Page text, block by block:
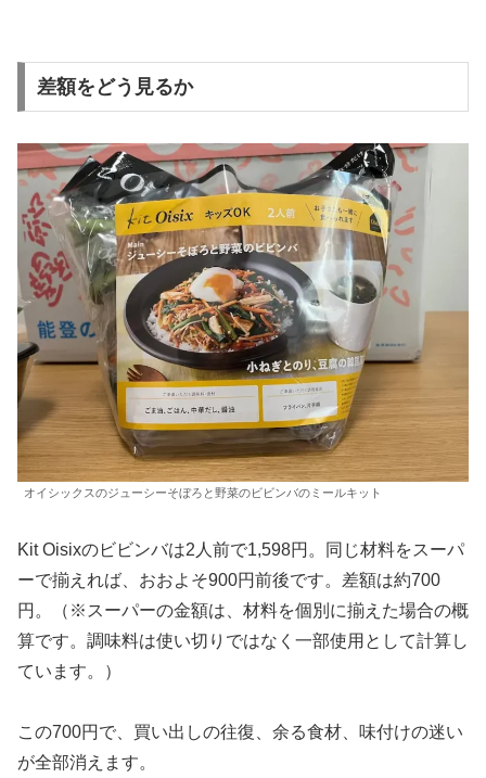
差額をどう見るか
オイシックスのジューシーそぼろと野菜のビビンバのミールキット
Kit Oisixのビビンバは2人前で1,598円。同じ材料をスーパ
ーで揃えれば、おおよそ900円前後です。差額は約700
円。（※スーパーの金額は、材料を個別に揃えた場合の概
算です。調味料は使い切りではなく一部使用として計算し
ています。）
この700円で、買い出しの往復、余る食材、味付けの迷い
が全部消えます。